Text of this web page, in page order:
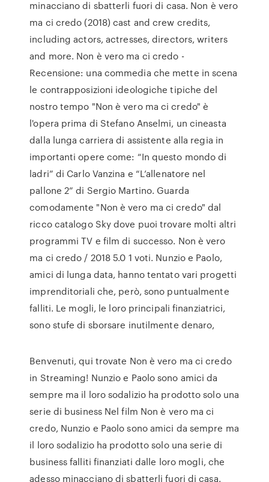
minacciano di sbatterli fuori di casa. Non è vero
ma ci credo (2018) cast and crew credits,
including actors, actresses, directors, writers
and more. Non è vero ma ci credo -
Recensione: una commedia che mette in scena
le contrapposizioni ideologiche tipiche del
nostro tempo "Non è vero ma ci credo" è
l'opera prima di Stefano Anselmi, un cineasta
dalla lunga carriera di assistente alla regia in
importanti opere come: “In questo mondo di
ladri” di Carlo Vanzina e “L’allenatore nel
pallone 2” di Sergio Martino. Guarda
comodamente "Non è vero ma ci credo" dal
ricco catalogo Sky dove puoi trovare molti altri
programmi TV e film di successo. Non è vero
ma ci credo / 2018 5.0 1 voti. Nunzio e Paolo,
amici di lunga data, hanno tentato vari progetti
imprenditoriali che, però, sono puntualmente
falliti. Le mogli, le loro principali finanziatrici,
sono stufe di sborsare inutilmente denaro,
Benvenuti, qui trovate Non è vero ma ci credo
in Streaming! Nunzio e Paolo sono amici da
sempre ma il loro sodalizio ha prodotto solo una
serie di business Nel film Non è vero ma ci
credo, Nunzio e Paolo sono amici da sempre ma
il loro sodalizio ha prodotto solo una serie di
business falliti finanziati dalle loro mogli, che
adesso minacciano di sbatterli fuori di casa.